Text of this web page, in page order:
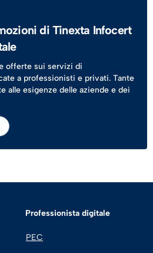
di Tinexta Infocert
offerte sui servizi di
a professionisti e privati. Tante
alle esigenze delle aziende e dei
Professionista digitale
PEC